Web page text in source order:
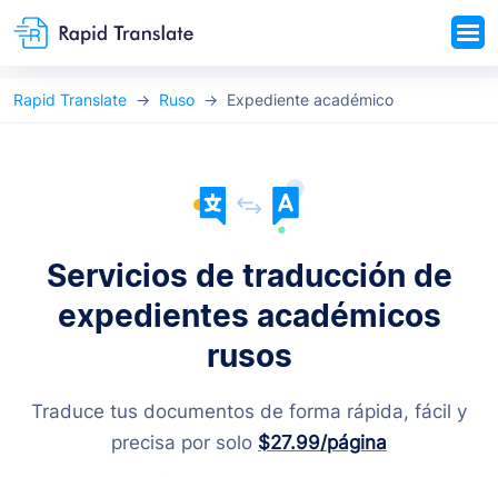
Rapid Translate Ruso Expediente académico
Servicios de traducción de
expedientes académicos
rusos
Traduce tus documentos de forma rápida, fácil y
precisa por solo $27.99/página